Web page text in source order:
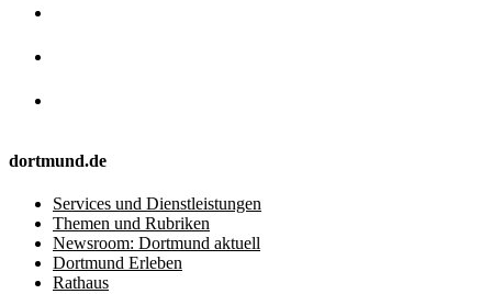
dortmund.de
Services und Dienstleistungen
Themen und Rubriken
Newsroom: Dortmund aktuell
Dortmund Erleben
Rathaus